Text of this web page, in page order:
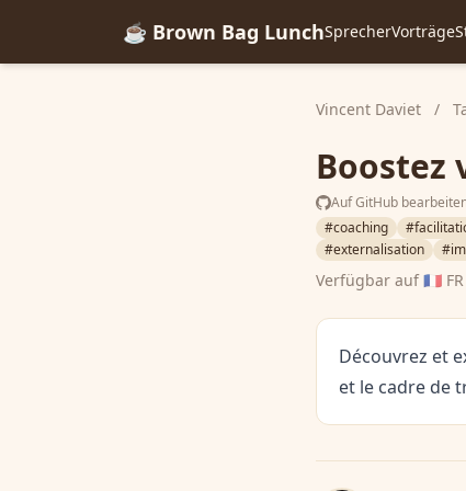
☕ Brown Bag LunchSprecherVorträge
Vincent Daviet /
Boostez
Auf GitHub
#coaching
#externalisation
Verfügbar auf🇫🇷 FR
Découvrez et
et le cadre de